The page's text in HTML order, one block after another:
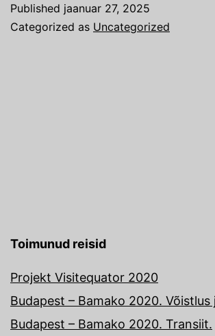
Published jaanuar 27, 2025
Categorized as Uncategorized
Toimunud reisid
Projekt Visitequator 2020
Budapest – Bamako 2020. Võistlus
Budapest – Bamako 2020. Transiit.